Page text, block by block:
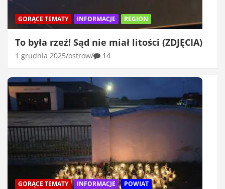
GORĄCE TEMATY INFORMACJE REGION
To była rzeź! Sąd nie miał litości (ZDJĘCIA)
1 grudnia 2025 ostrow 14
GORĄCE TEMATY INFORMACJE POWIAT